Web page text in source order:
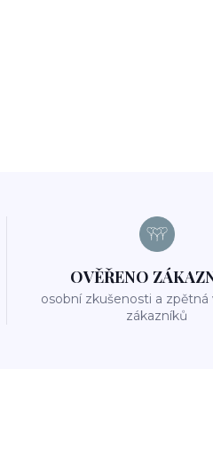
OVĚŘENO
osobní zkušenosti a zpětná
zákazníků